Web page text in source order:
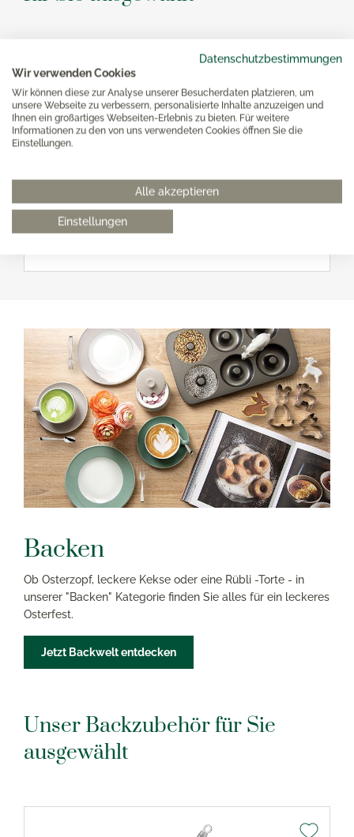
Datenschutzbestimmungen
Wir verwenden Cookies
Wir können diese zur Analyse unserer Besucherdaten platzieren, um
unsere Webseite zu verbessern, personalisierte Inhalte anzuzeigen und
Ihnen ein großartiges Webseiten-Erlebnis zu bieten. Für weitere
Informationen zu den von uns verwendeten Cookies öffnen Sie die
Einstellungen.
Alle akzeptieren
Einstellungen
Backen
Ob Osterzopf, leckere Kekse oder eine Rübli -Torte - in
unserer "Backen" Kategorie finden Sie alles für ein leckeres
Osterfest.
Jetzt Backwelt entdecken
Unser Backzubehör für Sie
ausgewählt